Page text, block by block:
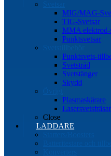
MIG/MAG-
TIG-Svetsar
MMA elektrod-
Punktsvetsar
Punktsvets-
Svetstråd
Svetstänger
Skydd
Plasmaskärare
Lasersvetsfräsar
Close
LADDARE